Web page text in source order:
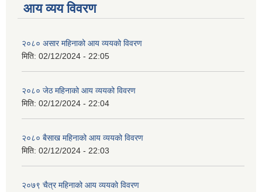
आय व्यय विवरण
२०८० असार महिनाको आय व्ययको विवरण
मिति: 02/12/2024 - 22:05
२०८० जेठ महिनाको आय व्ययको विवरण
मिति: 02/12/2024 - 22:04
२०८० बैसाख महिनाको आय व्ययको विवरण
मिति: 02/12/2024 - 22:03
२०७९ चैत्र महिनाको आय व्ययको विवरण